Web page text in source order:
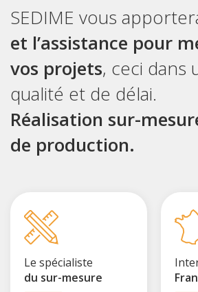
SEDIME vous
et l’assistance pour
vos projets, ceci dans
qualité et de délai.
Réalisation sur-
de production.
Le spécialiste
du sur-mesure